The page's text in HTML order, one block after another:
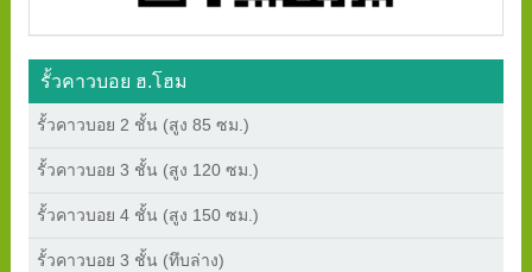
รั้วคาวบอย ฮ.โฮม
รั้วคาวบอย 2 ชั้น (สูง 85 ซม.)
รั้วคาวบอย 3 ชั้น (สูง 120 ซม.)
รั้วคาวบอย 4 ชั้น (สูง 150 ซม.)
รั้วคาวบอย 3 ชั้น (ทึบล่าง)